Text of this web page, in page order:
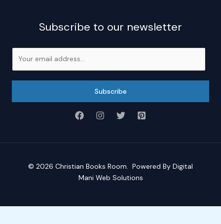
Subscribe to our newsletter
Subscribe
© 2026 Christian Books Room. Powered By Digital
Mani Web Solutions